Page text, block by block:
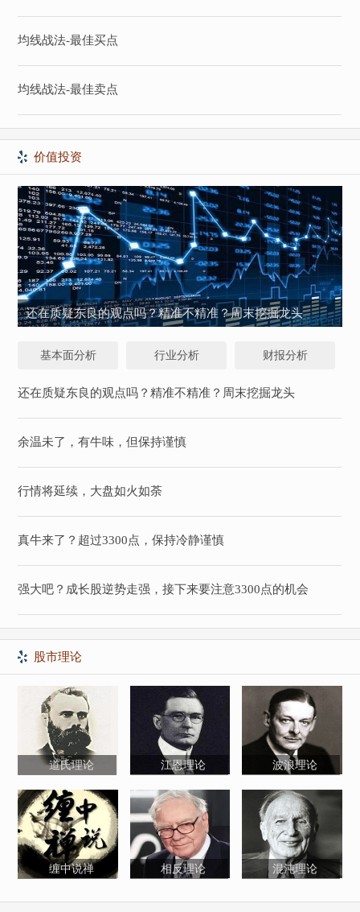
均线战法-最佳买点
均线战法-最佳卖点
价值投资
还在质疑东良的观点吗？精准不精准？周末挖掘龙头
基本面分析 行业分析 财报分析
还在质疑东良的观点吗？精准不精准？周末挖掘龙头
余温未了，有牛味，但保持谨慎
行情将延续，大盘如火如荼
真牛来了？超过3300点，保持冷静谨慎
强大吧？成长股逆势走强，接下来要注意3300点的机会
股市理论
道氏理论 江恩理论 波浪理论
缠中说禅 相反理论 混沌理论